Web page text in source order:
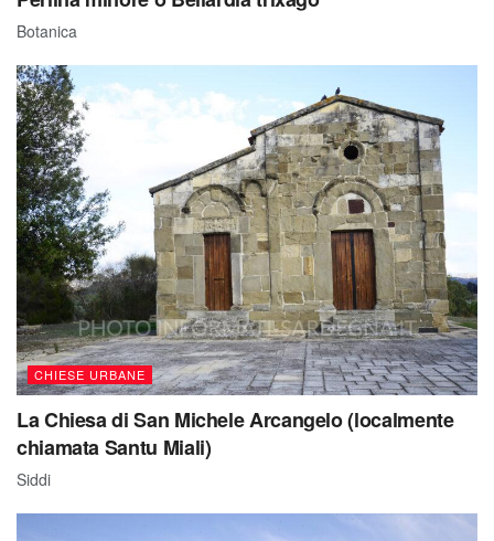
Botanica
CHIESE URBANE
La Chiesa di San Michele Arcangelo (localmente
chiamata Santu Miali)
Siddi